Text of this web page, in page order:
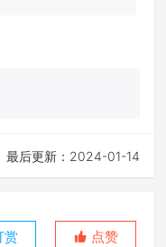
最后更新：2024-01-14
赏 点赞